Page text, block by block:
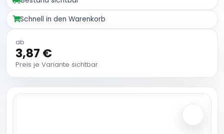
Schnell in den Warenkorb
ab
3,87 €
Preis je Variante sichtbar